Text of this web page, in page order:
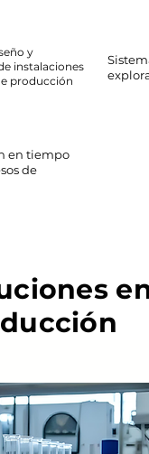
y
instalaciones
producción
en tiempo
de